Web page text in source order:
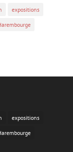
expositions
expositions